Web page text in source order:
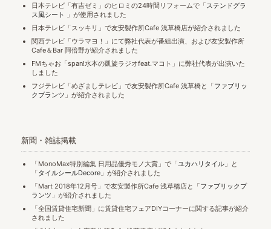
日本テレビ「有吉ゼミ」のヒロミの24時間リフォームで「ステンドグラ
ス風シート
」が使用されました
日本テレビ「スッキリ」で友安製作所Cafe 浅草橋店が紹介されました
関西テレビ「ウラマヨ！」にて弊社代表が番組出演、および友安製作所
Cafe＆Bar 阿倍野が紹介されました
FMちゃお「span!水本の凱旋ラジオfeat.マコト」に弊社代表が出演いた
しました
フジテレビ「めざましテレビ」で友安製作所Cafe 浅草橋と「ファブリッ
クプランツ 」が紹介されました
新聞・雑誌掲載
「MonoMax特別編集 日用品優秀モノ大賞」で「ユカハリタイル」と
「タイルシールDecore」が紹介されました
「Mart 2018年12月号」で友安製作所Cafe 浅草橋店と「ファブリックプ
ランツ 」が紹介されました
「全国賃貸住宅新聞」に賃貸住宅フェアDIYコーナーに関する記事が紹介
されました